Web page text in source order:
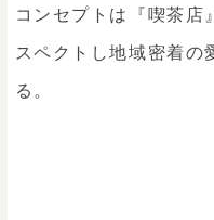
コンセプトは『喫茶店
スペクトし地域密着の
る。